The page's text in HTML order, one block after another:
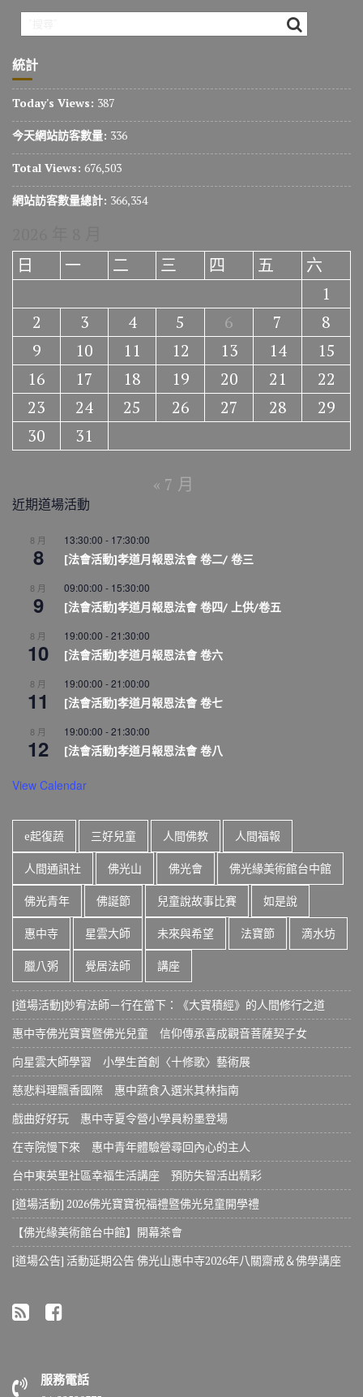
統計
Today's Views: 387
今天網站訪客數量: 336
Total Views: 676,503
網站訪客數量總計: 366,354
日
一 二 三 四 五
六
1
2
3 4 5 6 7
8
9
10 11 12 13 14
15
16
17 18 19 20 21
22
23
24 25 26 27 28
29
30
31
« 7 月
近期道場活動
8 月
8
13:30:00 - 17:30:00
[法會活動]孝道月報恩法會 卷二/ 卷三
8 月
9
09:00:00 - 15:30:00
[法會活動]孝道月報恩法會 卷四/ 上供/卷五
8 月
10
19:00:00 -21:30:00
[法會活動]孝道月報恩法會 卷六
8 月
11
19:00:00 -21:00:00
[法會活動]孝道月報恩法會 卷七
8 月
12
19:00:00 -21:30:00
[法會活動]孝道月報恩法會 卷八
View Calendar
e起復蔬 三好兒童 人間佛教 人間福報
人間通訊社 佛光山 佛光會 佛光緣美術館台中館
佛光青年 佛誕節 兒童說故事比賽 如是說
惠中寺 星雲大師 未來與希望 法寶節 滴水坊
臘八粥 覺居法師 講座
[道場活動]妙宥法師－行在當下：《大寶積經》的人間修行之道
惠中寺佛光寶寶暨佛光兒童 信仰傳承喜成觀音菩薩契子女
向星雲大師學習 小學生首創〈十修歌〉藝術展
慈悲料理飄香國際 惠中蔬食入選米其林指南
戲曲好好玩 惠中寺夏令營小學員粉墨登場
在寺院慢下來 惠中青年體驗營尋回內心的主人
台中東英里社區幸福生活講座 預防失智活出精彩
[道場活動] 2026佛光寶寶祝福禮暨佛光兒童開學禮
【佛光緣美術館台中館】開幕茶會
[道場公告] 活動延期公告 佛光山惠中寺2026年八關齋戒＆佛學講座
服務電話